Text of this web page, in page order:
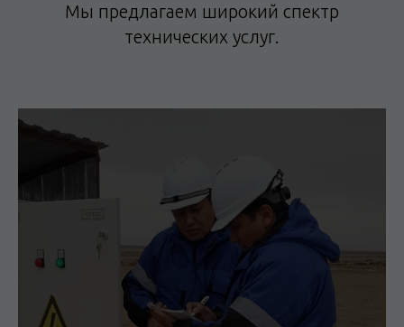
Мы предлагаем широкий спектр
технических услуг.